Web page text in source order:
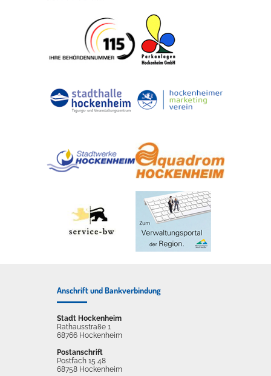
Anschrift und Bankverbindung
Stadt Hockenheim
Rathausstraße 1
68766 Hockenheim
Postanschrift
Postfach 15 48
68758 Hockenheim